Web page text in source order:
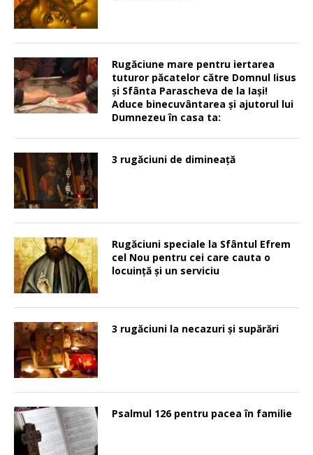
Rugăciune mare pentru iertarea
tuturor păcatelor către Domnul Iisus
şi Sfânta Parascheva de la Iaşi!
Aduce binecuvântarea şi ajutorul lui
Dumnezeu în casa ta:
3 rugăciuni de dimineață
Rugăciuni speciale la Sfântul Efrem
cel Nou pentru cei care cauta o
locuinţă şi un serviciu
3 rugăciuni la necazuri și supărări
Psalmul 126 pentru pacea în familie